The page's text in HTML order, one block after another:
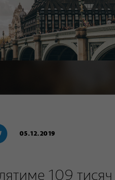
05.12.2019
109 тисяч